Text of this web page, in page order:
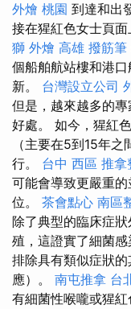
外燴 桃園 到達和出
接在猩紅色女士頁
獅 外燴 高雄 撥筋筆
個船舶航站樓和港
新。 台灣設立公司
但是，越來越多的
好處。 如今，猩紅
（主要在5到15年
行。 台中 西區 推拿
可能會導致更嚴重
位。 茶會點心 南區
除了典型的臨床症
殖，這證實了細菌感
排除具有類似症狀
應）。 南屯推拿 台
有細菌性喉嚨或猩